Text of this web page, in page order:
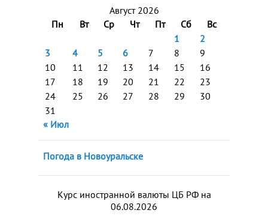
Август 2026
Пн
Вт Ср Чт Пт Сб
Вс
1
2
3
4 5 6 7 8
9
10
11 12 13 14 15
16
17
18 19 20 21 22
23
24
25 26 27 28 29
30
31
« Июл
Погода в Новоуральске
Курс иностранной валюты ЦБ РФ на
06.08.2026